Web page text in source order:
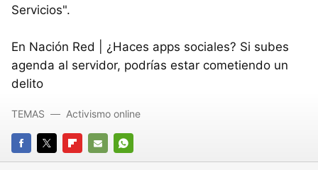
Servicios".
En Nación Red | ¿Haces apps sociales? Si subes
agenda al servidor, podrías estar cometiendo un
delito
FACEBOOK
TWITTERFLIPBOARD
E- WHATSAPP
TEMAS Activismo online